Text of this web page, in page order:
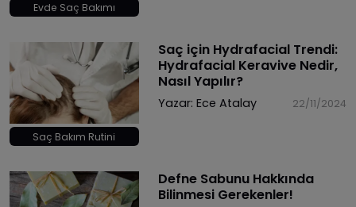
Evde Saç Bakımı
Saç Bakım Rutini
Saç için Hydrafacial Trendi:
Hydrafacial Keravive Nedir,
Nasıl Yapılır?
Yazar: Ece Atalay 22/11/2024
Defne Sabunu Hakkında
Bilinmesi Gerekenler!